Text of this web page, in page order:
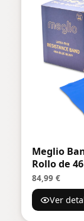
Meglio
Rollo de
suave
yoga,
84,99 €
Ver